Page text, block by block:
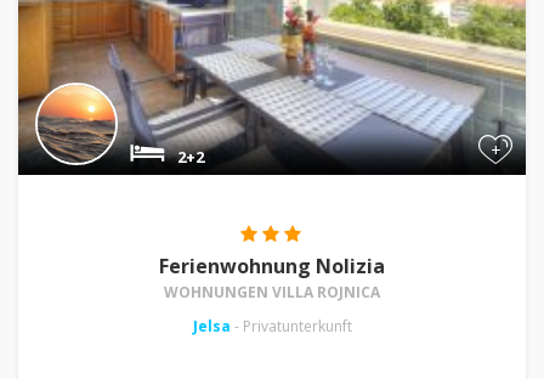
+
2+2
Ferienwohnung Nolizia
WOHNUNGEN VILLA ROJNICA
Jelsa - Privatunterkunft